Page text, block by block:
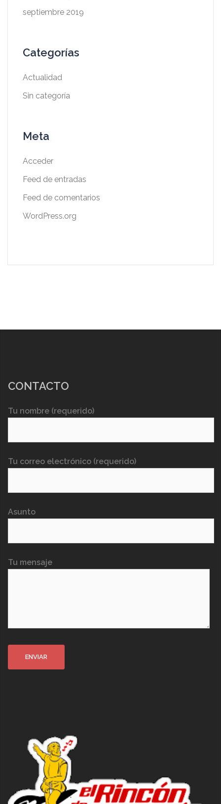
septiembre 2019
Categorías
Actualidad
Sin categoría
Meta
Acceder
Feed de entradas
Feed de comentarios
WordPress.org
CONTACTO
Tu nombre (requerido)
Tu correo electrónico (requerido)
Asunto
Tu mensaje